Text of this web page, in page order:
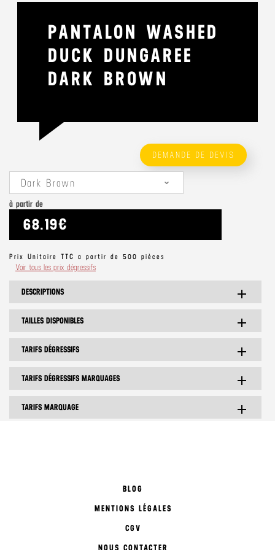
PANTALON WASHED
DUCK DUNGAREE
DARK BROWN
DEMANDE DE DEVIS
Dark Brown
à partir de
68.19€
Prix Unitaire TTC a partir de 500 pièces
Voir tous les prix dégressifs
DESCRIPTIONS add
TAILLES DISPONIBLES add
TARIFS DÉGRESSIFS add
TARIFS DÉGRESSIFS MARQUAGES add
TARIFS MARQUAGE add
BLOG
MENTIONS LÉGALES
CGV